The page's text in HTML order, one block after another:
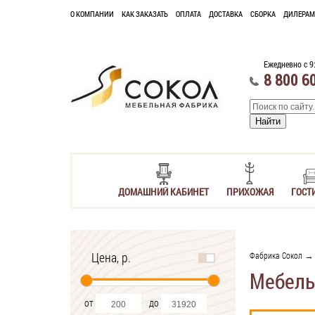
О КОМПАНИИ КАК ЗАКАЗАТЬ ОПЛАТА ДОСТАВКА СБОРКА ДИЛЕРАМ
Ежедневно с
8 800
ДОМАШНИЙ КАБИНЕТ ПРИХОЖАЯ
Цена, р.
от до
Фабрика Сокол →